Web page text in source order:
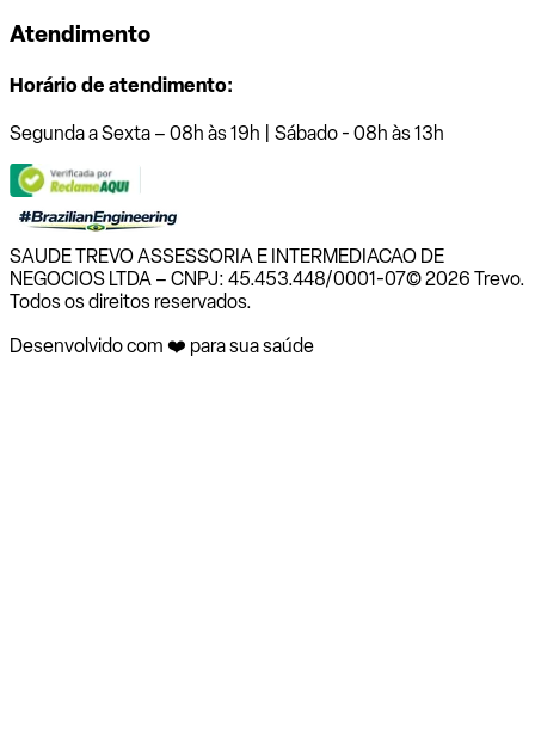
Atendimento
Horário de atendimento:
Segunda a Sexta – 08h às 19h | Sábado - 08h às 13h
SAUDE TREVO ASSESSORIA E INTERMEDIACAO DE
NEGOCIOS LTDA – CNPJ: 45.453.448/0001-07© 2026 Trevo.
Todos os direitos reservados.
Desenvolvido com ❤️ para sua saúde